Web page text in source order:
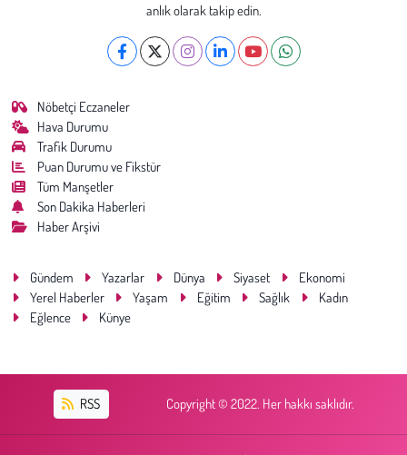
anlık olarak takip edin.
Nöbetçi Eczaneler
Hava Durumu
Trafik Durumu
Puan Durumu ve Fikstür
Tüm Manşetler
Son Dakika Haberleri
Haber Arşivi
Gündem Yazarlar Dünya Siyaset
Ekonomi
Yerel Haberler
Yaşam Eğitim Sağlık
Kadın
Eğlence
Künye
RSS Copyright © 2022. Her hakkı saklıdır.